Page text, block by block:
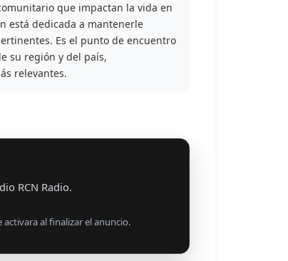
que impactan la vida en
está dedicada a mantenerle
Es el punto de encuentro
su región y del país,
relevantes.
RCN Radio.
activara al finalizar el anuncio.